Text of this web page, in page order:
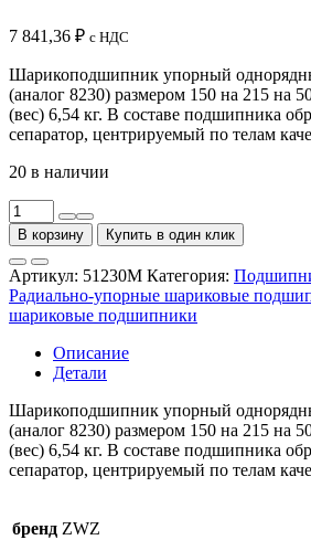
7 841,36 ₽ с НДС
Шарикоподшипник упорный
(аналог 8230) размером 150 на 215 на
(вес) 6,54 кг. В составе подшипника
сепаратор, центрируемый по телам
20 в наличии
Количество
товара
Подшипник
шариковый
упорный
51230
M
ZWZ
(аналог
В корзину Купить в один клик
Артикул: 51230M Категория:
Радиально-упорные шариковые
шариковые подшипники
Описание
Детали
Шарикоподшипник упорный
(аналог 8230) размером 150 на 215 на
(вес) 6,54 кг. В составе подшипника
сепаратор, центрируемый по телам
бренд ZWZ